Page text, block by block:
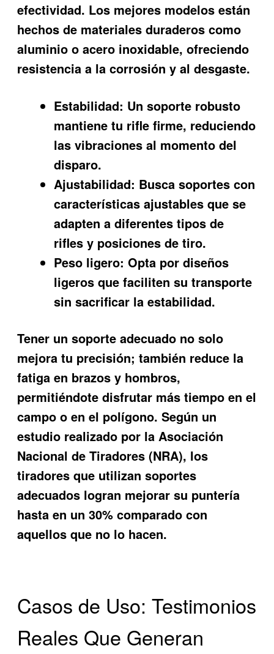
efectividad. Los mejores modelos están
hechos de materiales duraderos como
aluminio o acero inoxidable, ofreciendo
resistencia a la corrosión y al desgaste.
Estabilidad: Un soporte robusto
mantiene tu rifle firme, reduciendo
las vibraciones al momento del
disparo.
Ajustabilidad: Busca soportes con
características ajustables que se
adapten a diferentes tipos de
rifles y posiciones de tiro.
Peso ligero: Opta por diseños
ligeros que faciliten su transporte
sin sacrificar la estabilidad.
Tener un soporte adecuado no solo
mejora tu precisión; también reduce la
fatiga en brazos y hombros,
permitiéndote disfrutar más tiempo en el
campo o en el polígono. Según un
estudio realizado por la Asociación
Nacional de Tiradores (NRA), los
tiradores que utilizan soportes
adecuados logran mejorar su puntería
hasta en un 30% comparado con
aquellos que no lo hacen.
Casos de Uso: Testimonios
Reales Que Generan